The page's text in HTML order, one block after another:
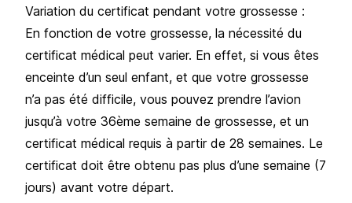
Variation du certificat pendant votre grossesse :
En fonction de votre grossesse, la nécessité du
certificat médical peut varier. En effet, si vous êtes
enceinte d’un seul enfant, et que votre grossesse
n’a pas été difficile, vous pouvez prendre l’avion
jusqu’à votre 36ème semaine de grossesse, et un
certificat médical requis à partir de 28 semaines. Le
certificat doit être obtenu pas plus d’une semaine (7
jours) avant votre départ.